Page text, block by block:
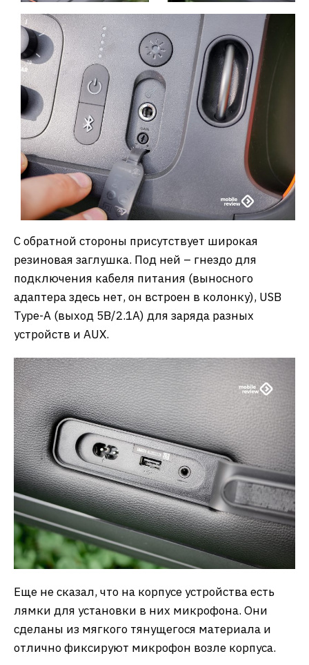
С обратной стороны присутствует широкая
резиновая заглушка. Под ней – гнездо для
подключения кабеля питания (выносного
адаптера здесь нет, он встроен в колонку), USB
Type-A (выход 5В/2.1А) для заряда разных
устройств и AUX.
Еще не сказал, что на корпусе устройства есть
лямки для установки в них микрофона. Они
сделаны из мягкого тянущегося материала и
отлично фиксируют микрофон возле корпуса.